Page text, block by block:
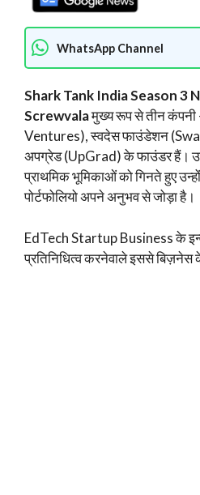
WhatsApp Channel
Shark Tank India Season 3
Screwvalaमुख्य रूप से तीन कंपनी
Ventures), स्वदेस फाउंडेशन
अपग्रेड (UpGrad) के फाउंडर हैं।
प्राथमिक भूमिकाओं को गिनते हुए
पोर्टफोलियो अपने अनुभव से जोड़ा है।
EdTech Startup Business के
प्रतिनिधित्व करनेवाले इससे बिज़नेस